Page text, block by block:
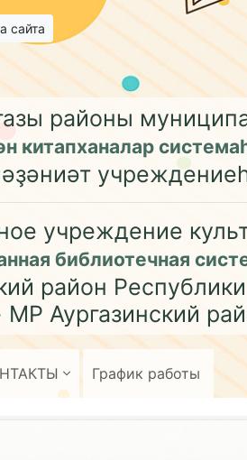
сайта
районы
китапханалар
учреждение
библиотечная
район
Аургазинский
График работы